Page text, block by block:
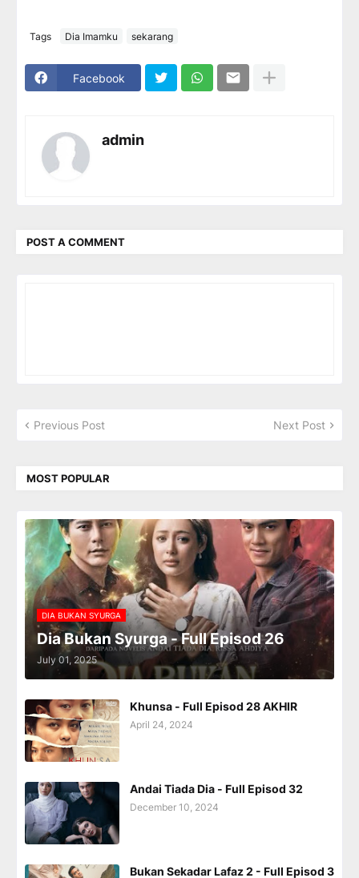
Tags Dia Imamku sekarang
Facebook
admin
POST A COMMENT
Previous Post Next Post
MOST POPULAR
DIA BUKAN SYURGA
Dia Bukan Syurga - Full Episod 26
July 01, 2025
Khunsa - Full Episod 28 AKHIR
April 24, 2024
Andai Tiada Dia - Full Episod 32
December 10, 2024
Bukan Sekadar Lafaz 2 - Full Episod 3